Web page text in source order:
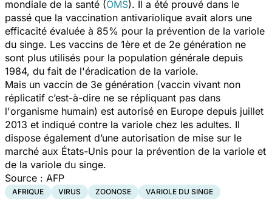
mondiale de la santé (OMS). Il a été prouvé dans le
passé que la vaccination antivariolique avait alors une
efficacité évaluée à 85% pour la prévention de la variole
du singe. Les vaccins de 1ère et de 2e génération ne
sont plus utilisés pour la population générale depuis
1984, du fait de l'éradication de la variole.
Mais un vaccin de 3e génération (vaccin vivant non
réplicatif c’est-à-dire ne se répliquant pas dans
l'organisme humain) est autorisé en Europe depuis juillet
2013 et indiqué contre la variole chez les adultes. Il
dispose également d’une autorisation de mise sur le
marché aux États-Unis pour la prévention de la variole et
de la variole du singe.
Source : AFP
AFRIQUE VIRUS ZOONOSE VARIOLE DU SINGE